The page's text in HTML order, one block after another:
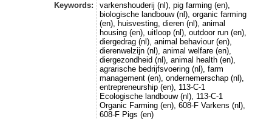
Keywords:
varkenshouderij (nl), pig farming (en),
biologische landbouw (nl), organic farming
(en), huisvesting, dieren (nl), animal
housing (en), uitloop (nl), outdoor run (en),
diergedrag (nl), animal behaviour (en),
dierenwelzijn (nl), animal welfare (en),
diergezondheid (nl), animal health (en),
agrarische bedrijfsvoering (nl), farm
management (en), ondernemerschap (nl),
entrepreneurship (en), 113-C-1
Ecologische landbouw (nl), 113-C-1
Organic Farming (en), 608-F Varkens (nl),
608-F Pigs (en)